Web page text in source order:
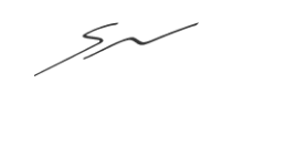
content